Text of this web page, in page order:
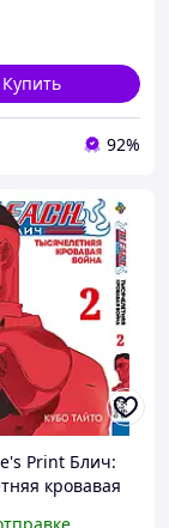
Купить
92%
Print Блич:
кровавая